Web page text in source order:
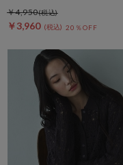
￥3,960 20％OFF
￥4,950